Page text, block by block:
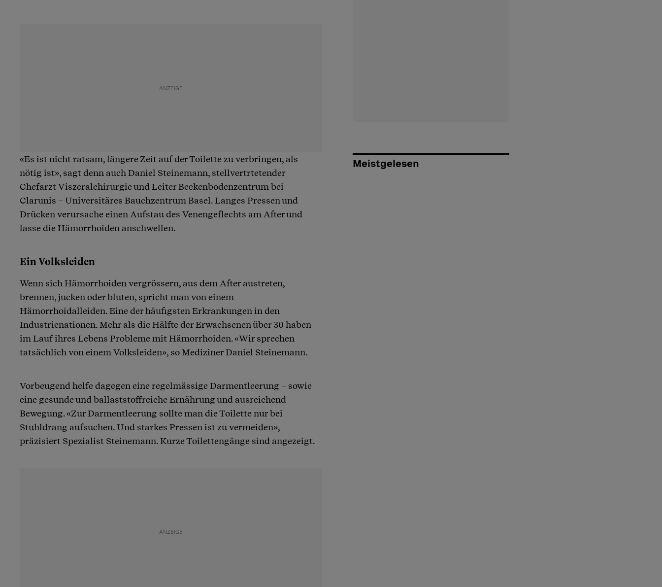
«Es ist nicht ratsam, längere Zeit auf der Toilette zu verbringen, als
nötig ist», sagt denn auch Daniel Steinemann, stellvertrtetender
Chefarzt Viszeralchirurgie und Leiter Beckenbodenzentrum bei
Clarunis – Universitäres Bauchzentrum Basel. Langes Pressen und
Drücken verursache einen Aufstau des Venengeflechts am After und
lasse die Hämorrhoiden anschwellen.
Ein Volksleiden
Wenn sich Hämorrhoiden vergrössern, aus dem After austreten,
brennen, jucken oder bluten, spricht man von einem
Hämorrhoidalleiden. Eine der häufigsten Erkrankungen in den
Industrienationen. Mehr als die Hälfte der Erwachsenen über 30 haben
im Lauf ihres Lebens Probleme mit Hämorrhoiden. «Wir sprechen
tatsächlich von einem Volksleiden», so Mediziner Daniel Steinemann.
Vorbeugend helfe dagegen eine regelmässige Darmentleerung – sowie
eine gesunde und ballaststoffreiche Ernährung und ausreichend
Bewegung. «Zur Darmentleerung sollte man die Toilette nur bei
Stuhldrang aufsuchen. Und starkes Pressen ist zu vermeiden»,
präzisiert Spezialist Steinemann. Kurze Toilettengänge sind angezeigt.
Meistgelesen